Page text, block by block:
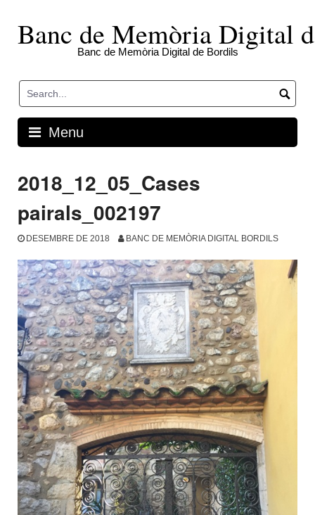
contentBanc de Memòria Digital
Banc de Memòria Digital de Bordils
Menu
2018_12_05_Cases
pairals_002197
DESEMBRE DE 2018 BANC DE MEMÒRIA DIGITAL BORDILS